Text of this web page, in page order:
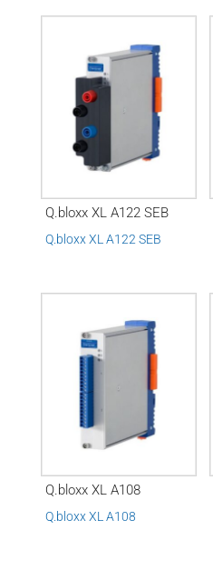
Q.bloxx XL A122 SEB
Q.bloxx XL A122 SEB
Q.bloxx XL A108
Q.bloxx XL A108